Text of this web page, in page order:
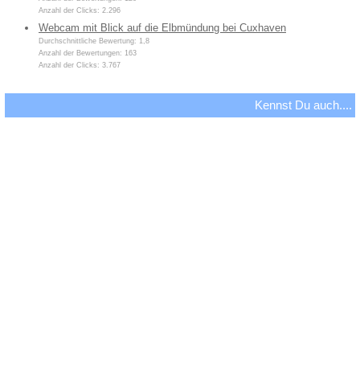
Anzahl der Clicks: 2.296
Webcam mit Blick auf die Elbmündung bei Cuxhaven
Durchschnittliche Bewertung: 1,8
Anzahl der Bewertungen: 163
Anzahl der Clicks: 3.767
Kennst Du auch....